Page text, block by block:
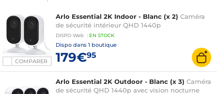
COMPARER
Arlo Essential 2K Indoor - Blanc (x 2) Caméra
de sécurité intérieur QHD 1440p
DISPO Web : EN STOCK
Dispo dans 1 boutique
179€95
Arlo Essential 2K Outdoor - Blanc (x 3) Caméra
de sécurité QHD 1440p avec vision nocturne